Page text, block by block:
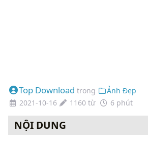
Top Download trong
Ảnh Đẹp
2021-10-16
1160 từ 6 phút
NỘI DUNG